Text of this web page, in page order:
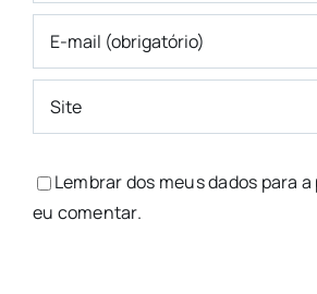
Lembrar dos meus dados para
eu comentar.